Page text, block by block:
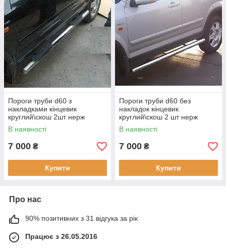
Пороги труби d60 з
накладками кінцевик
круглий\скош 2шт нерж
Honda Pilot 2008-2016
В наявності
7 000 ₴
Купити
Пороги труби d60 без
накладок кінцевик
круглий\скош 2 шт нерж
Honda Pilot 2008-2016
В наявності
7 000 ₴
Купити
Про нас
90% позитивних з 31 відгука за рік
Працює з 26.05.2016